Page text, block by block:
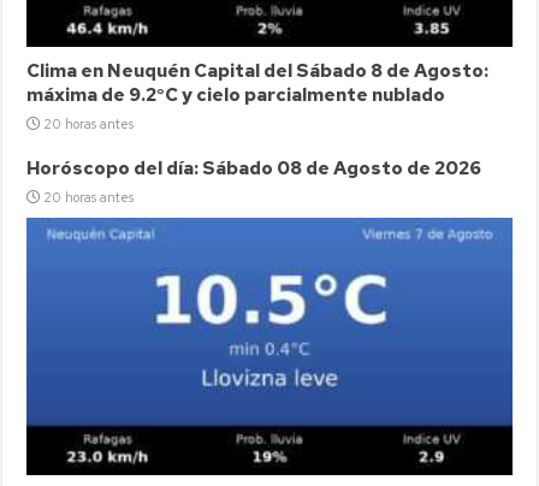
Clima en Neuquén Capital del Sábado 8 de Agosto:
máxima de 9.2°C y cielo parcialmente nublado
20 horas antes
Horóscopo del día: Sábado 08 de Agosto de 2026
20 horas antes